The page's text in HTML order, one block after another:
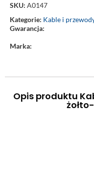
SKU: A0147
Kategorie: Kable i
Gwarancja:
Marka:
Opis produktu